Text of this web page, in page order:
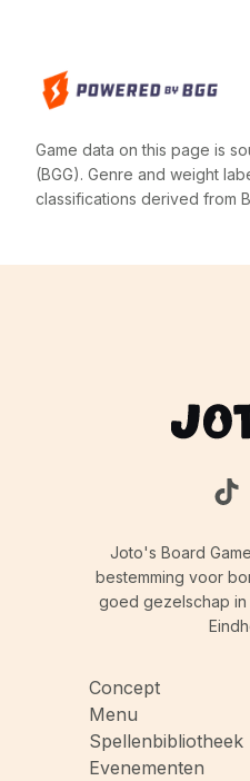
Game data on this page is
(BGG). Genre and weight
classifications derived from
Joto's Board
bestemming voor
goed gezelschap in
Concept
Menu
Spellenbibliotheek
Evenementen